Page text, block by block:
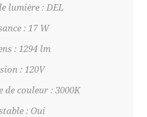
lumière : DEL
: 17 W
: 1294 lm
: 120V
de couleur : 3000K
: Oui